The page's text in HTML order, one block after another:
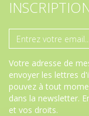
Votre adresse de
envoyer les lettres
pouvez à tout
dans la newsletter.
et vos droits.